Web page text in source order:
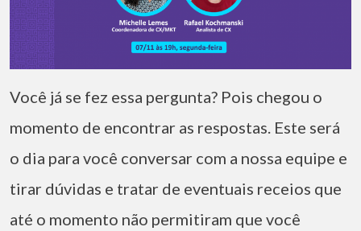
Você já se fez essa pergunta? Pois chegou o
momento de encontrar as respostas. Este será
o dia para você conversar com a nossa equipe e
tirar dúvidas e tratar de eventuais receios que
até o momento não permitiram que você